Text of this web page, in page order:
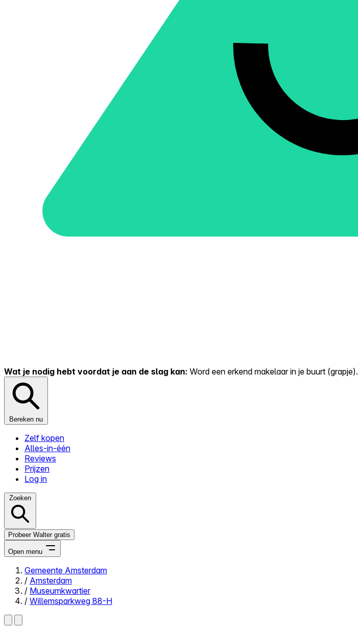
Wat je nodig hebt voordat je aan de slag kan: Word een erkend makelaar in je buurt (grapje).
Bereken nu
Zelf kopen
Alles-in-één
Reviews
Prijzen
Log in
Zoeken
Probeer Walter gratis
Open menu
Close menu
Gemeente Amsterdam
/ Amsterdam
/ Museumkwartier
/ Willemsparkweg 88-H